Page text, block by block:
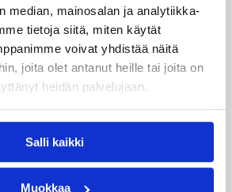
median, mainosalan ja analytiikka-
tietoja siitä, miten käytät
voivat yhdistää näitä
joita olet antanut heille tai joita on
heidän palvelujaan.
Salli kaikki
Muokkaa